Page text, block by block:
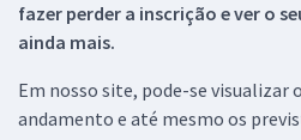
fazer perder a inscrição e ver o
ainda mais.
Em nosso site, pode-se visualizar
andamento e até mesmo os